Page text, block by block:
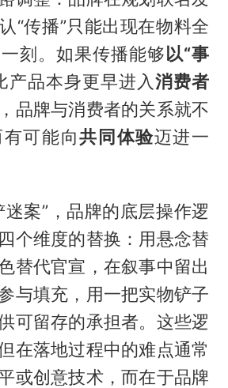
“传播”只能出现在物料全
刻。如果传播能够 以“事
产品本身更早进入消费者
，品牌与消费者的关系就不
有可能向共同体验迈进一
迷案”，品牌的底层操作逻
个维度的替换：用悬念替
替代官宣，在叙事中留出
与填充，用一把实物铲子
可留存的承担者。这些逻
在落地过程中的难点通常
或创意技术，而在于品牌